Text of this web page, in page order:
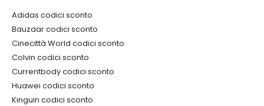
Adidas codici sconto
Bauzaar codici sconto
Cinecittà World codici sconto
Colvin codici sconto
Currentbody codici sconto
Huawei codici sconto
Kinguin codici sconto